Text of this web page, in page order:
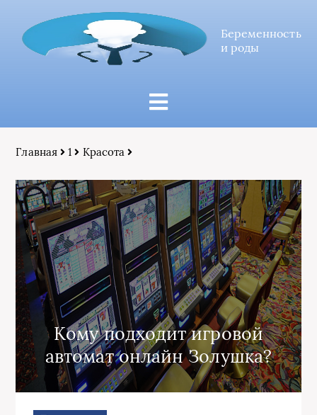
Беременность
и роды
Главная 1 Красота
Кому подходит игровой
автомат онлайн Золушка?